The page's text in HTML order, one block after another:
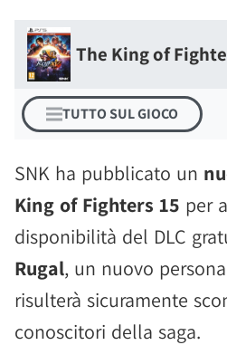
The King of
TUTTO SUL GIOCO
SNK ha pubblicato un
King of Fighters 15 per
disponibilità del DLC
Rugal, un nuovo
risulterà sicuramente
conoscitori della saga.